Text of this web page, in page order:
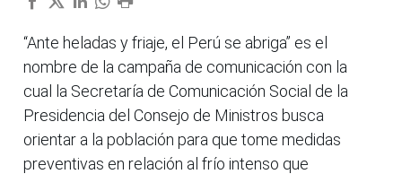
“Ante heladas y friaje, el Perú se abriga” es el
nombre de la campaña de comunicación con la
cual la Secretaría de Comunicación Social de la
Presidencia del Consejo de Ministros busca
orientar a la población para que tome medidas
preventivas en relación al frío intenso que